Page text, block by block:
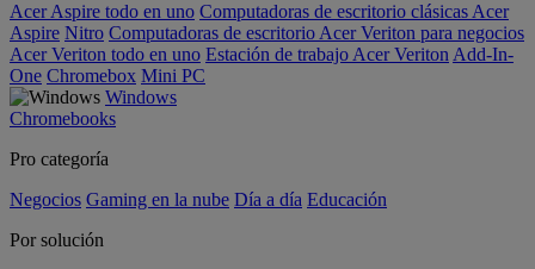
Acer Aspire todo en uno Computadoras de escritorio clásicas Acer
Aspire Nitro Computadoras de escritorio Acer Veriton para negocios
Acer Veriton todo en uno Estación de trabajo Acer Veriton Add-In-
One Chromebox Mini PC
Windows
Chromebooks
Pro categoría
Negocios Gaming en la nube Día a día Educación
Por solución